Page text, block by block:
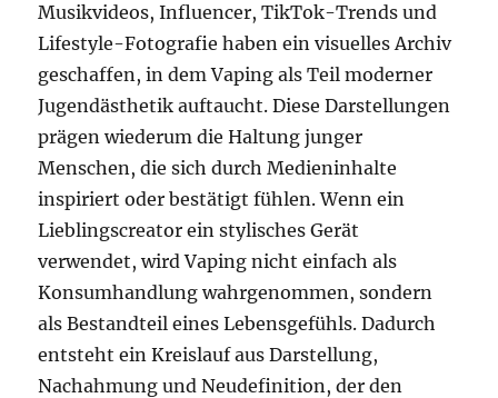
Musikvideos, Influencer, TikTok-Trends und
Lifestyle-Fotografie haben ein visuelles Archiv
geschaffen, in dem Vaping als Teil moderner
Jugendästhetik auftaucht. Diese Darstellungen
prägen wiederum die Haltung junger
Menschen, die sich durch Medieninhalte
inspiriert oder bestätigt fühlen. Wenn ein
Lieblingscreator ein stylisches Gerät
verwendet, wird Vaping nicht einfach als
Konsumhandlung wahrgenommen, sondern
als Bestandteil eines Lebensgefühls. Dadurch
entsteht ein Kreislauf aus Darstellung,
Nachahmung und Neudefinition, der den